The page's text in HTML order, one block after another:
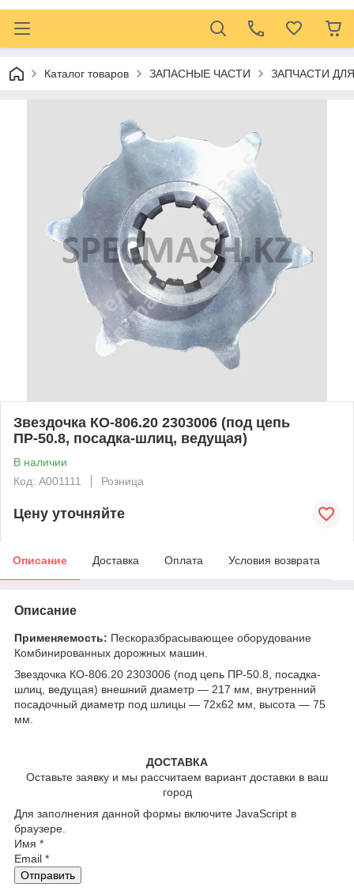
Каталог товаров ЗАПАСНЫЕ ЧАСТИ ЗАПЧАСТИ
Звездочка КО-806.20 2303006 (под цепь
ПР-50.8, посадка-шлиц, ведущая)
В наличии
Код: А001111
Розница
Цену уточняйте
Описание Доставка Оплата Условия возврата
Описание
Применяемость: Пескоразбрасывающее оборудование
Комбинированных дорожных машин.
Звездочка КО-806.20 2303006 (под цепь ПР-50.8, посадка-
шлиц, ведущая) внешний диаметр — 217 мм, внутренний
посадочный диаметр под шлицы — 72х62 мм, высота — 75
мм.
ДОСТАВКА
Оставьте заявку и мы рассчитаем вариант доставки в ваш
город
Для заполнения данной формы включите JavaScript в
браузере.
Имя *
Email *
Отправить